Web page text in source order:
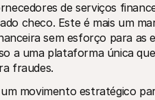
de serviços
checo. Este é mais um
sem esforço para as
a uma plataforma única
fraudes.
movimento estratégico